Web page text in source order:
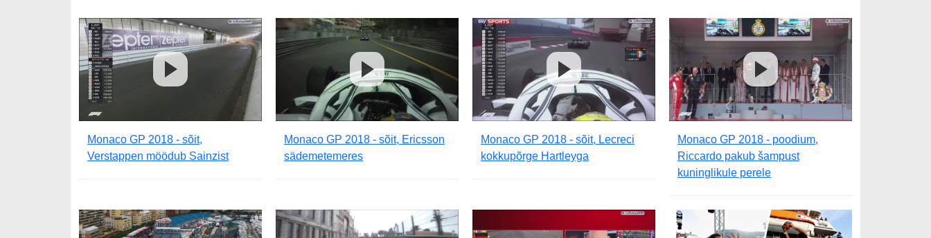
Monaco GP 2018 - sõit,
Verstappen möödub Sainzist
Monaco GP 2018 - sõit, Ericsson
sädemetemeres
Monaco GP 2018 - sõit, Lecreci
kokkupõrge Hartleyga
Monaco GP 2018 - poodium,
Riccardo pakub šampust
kuninglikule perele